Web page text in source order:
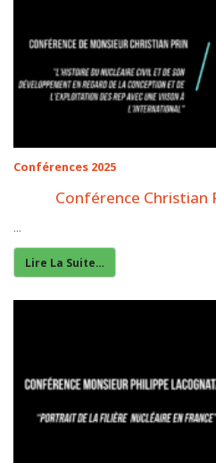
Conférences 2025
Conférence Christian
...
Lire La Suite…